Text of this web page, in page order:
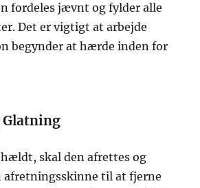
fordeles jævnt og fylder alle
Det er vigtigt at arbejde
begynder at hærde inden for
skal den afrettes og
afretningsskinne til at fjerne